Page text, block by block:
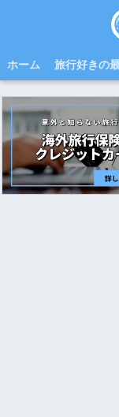
ホーム 旅行好きの